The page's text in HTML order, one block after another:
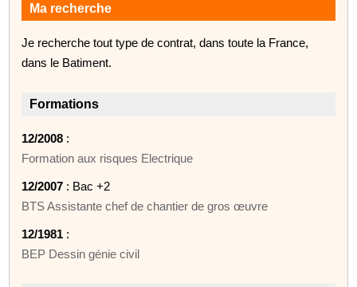
Ma recherche
Je recherche tout type de contrat, dans toute la France,
dans le Batiment.
Formations
12/2008 :
Formation aux risques Electrique
12/2007 : Bac +2
BTS Assistante chef de chantier de gros œuvre
12/1981 :
BEP Dessin génie civil